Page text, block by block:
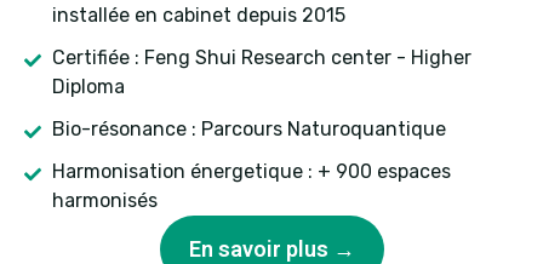
installée en cabinet depuis 2015
Certifiée : Feng Shui Research center - Higher
Diploma
Bio-résonance : Parcours Naturoquantique
Harmonisation énergetique : + 900 espaces
harmonisés
En savoir plus →